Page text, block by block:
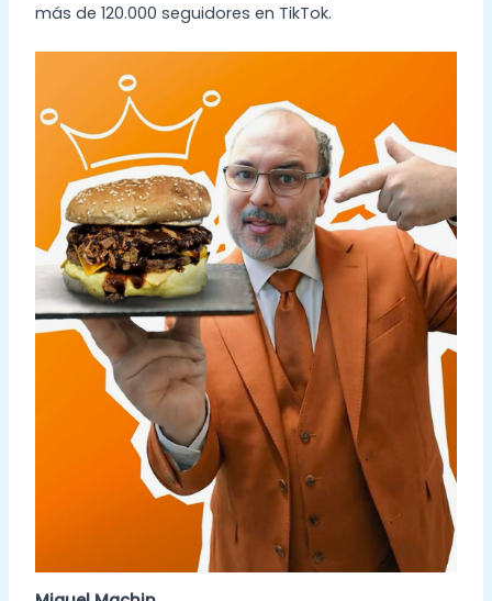
más de 120.000 seguidores en TikTok.